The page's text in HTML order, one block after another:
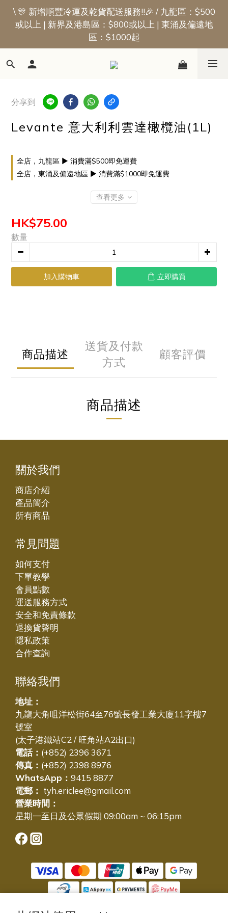
📢新會員優惠 | 首張訂單即享$50迎新獎賞
\ 🎊 新增順豐冷運及乾貨配送服務!!🎉 / 九龍區：$500
或以上 | 新界及港島區：$800或以上 | 東涌及偏遠地
區：$1000起
📢新會員優惠 | 首張訂單即享$50迎新獎賞
分享到
Levante 意大利利雲達橄欖油(1L)
全店，九龍區 ▶ 消費滿$500即免運費
全店，東涌及偏遠地區 ▶ 消費滿$1000即免運費
查看更多
HK$75.00
數量
加入購物車 立即購買
商品描述
送貨及付款
方式
顧客評價
商品描述
關於我們
商店介紹
產品簡介
所有商品
常見問題
如何支付
下單教學
會員點數
運送服務方式
安全和免責條款
退換貨聲明
隱私政策
合作查詢
聯絡我們
地址：
九龍大角咀洋松街64至76號長發工業大廈11字樓7
號室
(太子港鐵站C2 / 旺角站A2出口)
電話： (+852) 2396 3671
傳真： (+852) 2398 8976
WhatsApp： 9415 8877
電郵： tyh.ericlee@gmail.com
營業時間：
星期一至日及公眾假期 09:00am ~ 06:15pm